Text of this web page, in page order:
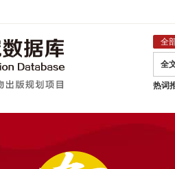
全
全
热词